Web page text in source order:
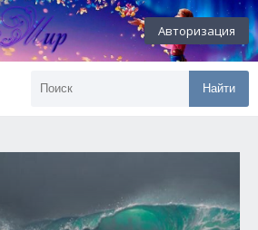
Авторизация
Найти